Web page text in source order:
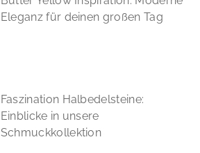
Eleganz für deinen großen Tag
Faszination Halbedelsteine:
Einblicke in unsere
Schmuckkollektion